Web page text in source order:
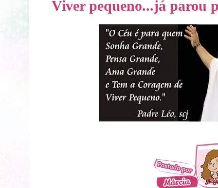
Viver pequeno...já parou